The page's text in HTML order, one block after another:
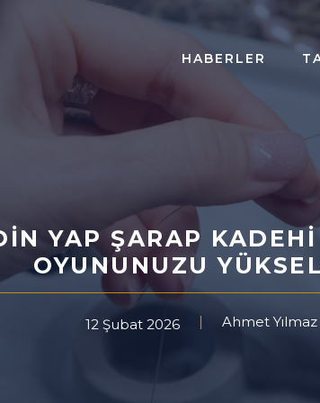
HABERLER
YAP ŞARAP
OYUNUNUZU
12 Şubat 2026 Ahmet Yılmaz